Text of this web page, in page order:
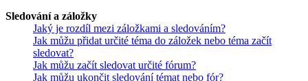
Sledování a záložky
Jaký je rozdíl mezi záložkami a sledováním?
Jak můžu přidat určité téma do záložek nebo téma začít
sledovat?
Jak můžu začít sledovat určité fórum?
Jak můžu ukončit sledování témat nebo fór?